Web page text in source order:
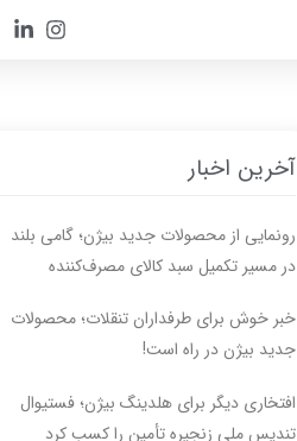
آخرین اخبار
رونمایی از محصولات جدید بیژن؛ گامی بلند
در مسیر تکمیل سبد کالای مصرف‌کننده
خبر خوش برای طرفداران تنقلات؛ محصولات
جدید بیژن در راه است!
افتخاری دیگر برای هلدینگ بیژن؛ فستیوال
تندیس ملی زنجیره تأمین را کسب کرد